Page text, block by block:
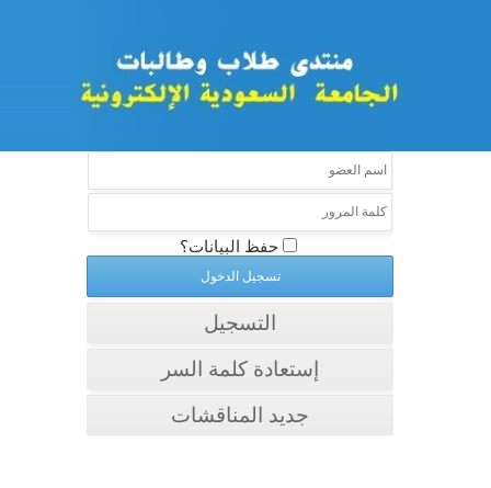
حفظ البيانات؟
التسجيل
إستعادة كلمة السر
جديد المناقشات